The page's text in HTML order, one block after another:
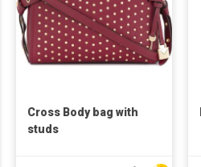
Cross Body bag with
studs